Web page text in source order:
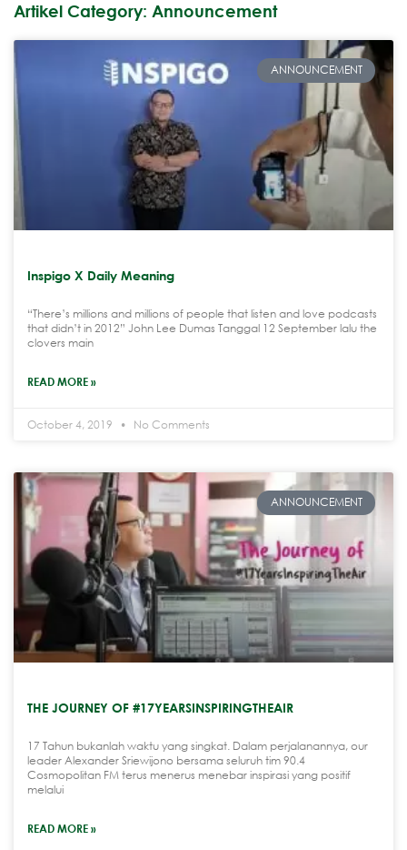
Artikel Category: Announcement
ANNOUNCEMENT
Inspigo X Daily Meaning
“There’s millions and millions of people that listen and love podcasts
that didn’t in 2012” John Lee Dumas Tanggal 12 September lalu the
clovers main
READ MORE »
October 4, 2019 No Comments
ANNOUNCEMENT
THE JOURNEY OF #17YEARSINSPIRINGTHEAIR
17 Tahun bukanlah waktu yang singkat. Dalam perjalanannya, our
leader Alexander Sriewijono bersama seluruh tim 90.4
Cosmopolitan FM terus menerus menebar inspirasi yang positif
melalui
READ MORE »